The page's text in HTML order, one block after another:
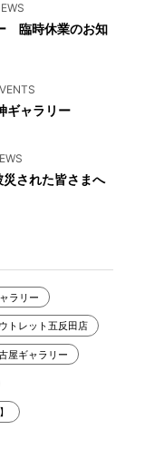
臨時休業のお知
ギャラリー
された皆さまへ
ラリー
トレット五反田店
屋ギャラリー